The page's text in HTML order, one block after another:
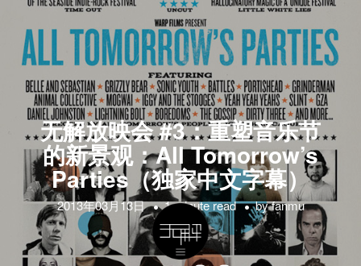
无解放映会 #3：重塑音乐节
的新景观：All Tomorrow’s
Parties（独家中文字幕）
2013年03月13日 1 minute read byfanmu